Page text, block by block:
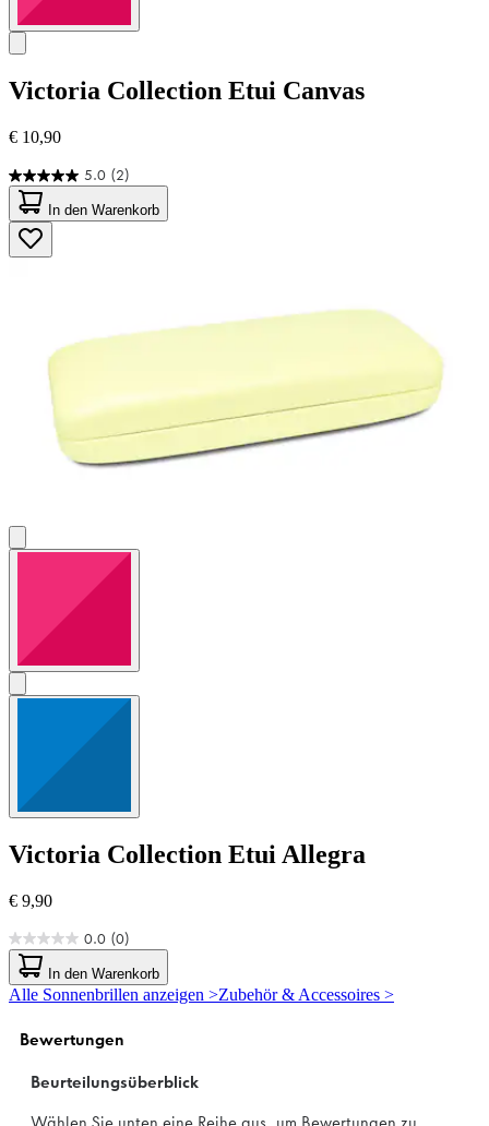
Victoria Collection Etui Canvas
€ 10,90
5.0 (2)
5.0
von
5
Sternen.
2
In den Warenkorb
Victoria Collection Etui Allegra
€ 9,90
0.0 (0)
0.0
von
5
Sternen.
In den Warenkorb
Alle Sonnenbrillen anzeigen >Zubehör & Accessoires >